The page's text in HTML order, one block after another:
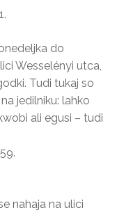
do
Wesselényi utca,
Tudi tukaj so
jedilniku: lahko
ali egusi – tudi
nahaja na ulici